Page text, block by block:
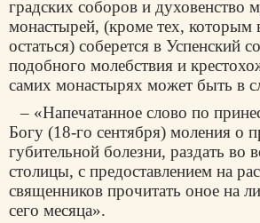
градских соборов и духовенство
монастырей, (кроме тех, которым
остаться) соберется в Успенский
подобного молебствия и
самих монастырях может быть в
– «Напечатанное слово по
Богу (18-го сентября) моления о
губительной болезни, раздать во
столицы, с предоставлением на
священников прочитать оное на
сего месяца».